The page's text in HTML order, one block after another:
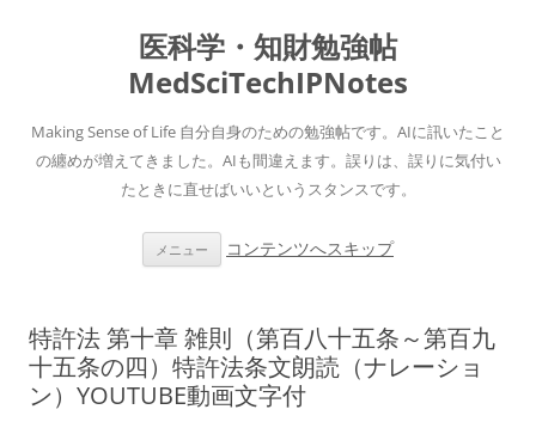
医科学・知財勉強帖
MedSciTechIPNotes
Making Sense of Life 自分自身のための勉強帖です。AIに訊いたこと
の纏めが増えてきました。AIも間違えます。誤りは、誤りに気付い
たときに直せばいいというスタンスです。
メニュー コンテンツへスキップ
特許法 第十章 雑則（第百八十五条～第百九
十五条の四）特許法条文朗読（ナレーショ
ン）YOUTUBE動画文字付